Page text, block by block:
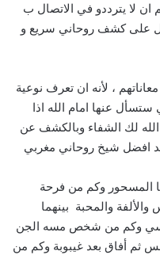
لا يترددو في الاتصال ب
على كشف روحاني سريع و
، لأنه ان تعرف نوعية
عنها امام الله اذا
لك الشفاء وبالكشف عن
افضل شيخ روحاني مغربي
المسحور وكم من فرحة
والمحبة بينهما
وكم من شخص مسه الجن
ثم أفاق بعد غيبوبة وكم من